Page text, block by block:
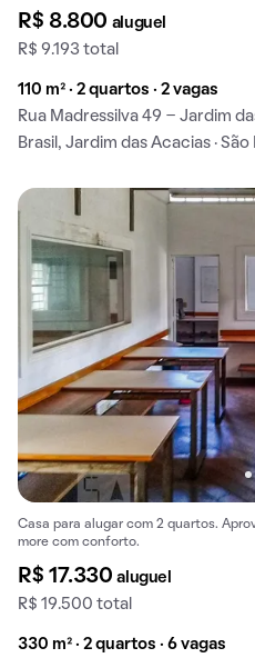
R$ 8.800 aluguel
R$ 9.193 total
110 m² · 2 quartos · 2 vagas
Rua Madressilva 49 - Jardim
Brasil, Jardim das Acacias · São
Casa para alugar com 2 quartos.
more com conforto.
R$ 17.330aluguel
R$ 19.500 total
330 m² · 2 quartos · 6 vagas